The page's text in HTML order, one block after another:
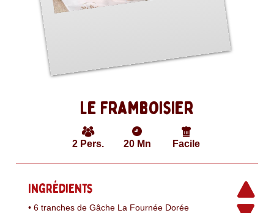
Le Framboisier
2 Pers. 20 Mn Facile
Ingrédients
• 6 tranches de Gâche La Fournée Dorée